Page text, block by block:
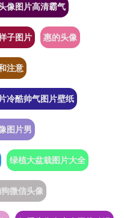
像图片高清霸气
子图片 惠的头像
注意
冷酷帅气图片壁纸
图片男
绿植大盆栽图片大全
微信头像